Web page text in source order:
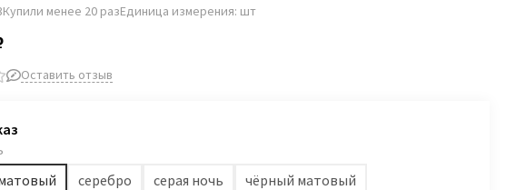
Купили менее 20 разЕдиница измерения: шт
Оставить отзыв
серебро серая ночь
чёрный матовый